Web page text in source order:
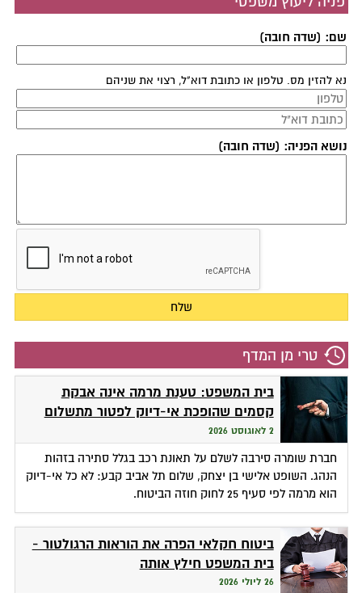
שם: (שדה חובה)
נא להזין מס. טלפון או כתובת דוא"ל, רצוי את שניהם
נושא הפניה: (שדה חובה)
טרי מן המדף
בית המשפט: טענת מרמה אינה אבקת
קסמים שהופכת אי-דיוק לפטור מתשלום
2 לאוגוסט 2026
חברת שומרה סירבה לשלם על תאונת רכב בגלל סתירה בזהות
הנהג. השופט אלישי בן יצחק, שלום תל אביב קבע: לא כל אי-דיוק
הוא מרמה לפי סעיף 25 לחוק חוזה הביטוח.
ביטוח חקלאי הפרה את הוראות הרגולטור -
בית המשפט חילץ אותה
26 ליולי 2026